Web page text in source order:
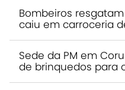
Bombeiros
caiu em carroceria
Sede da PM em
de brinquedos para